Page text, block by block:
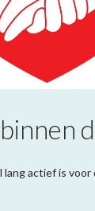
actief is voor